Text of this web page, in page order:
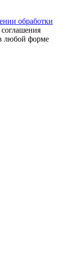
обработки
соглашения
любой форме